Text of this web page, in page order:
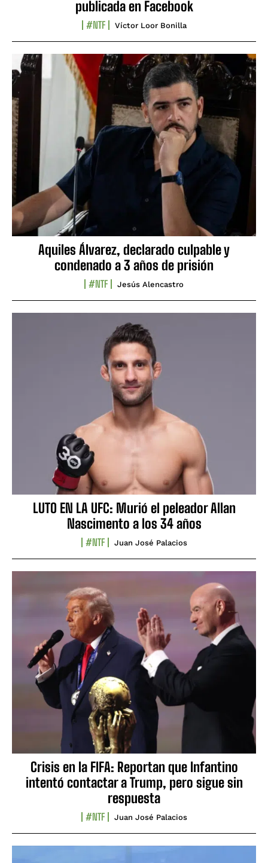
publicada en Facebook
#NTF Víctor Loor Bonilla
Aquiles Álvarez, declarado culpable y
condenado a 3 años de prisión
#NTF Jesús Alencastro
LUTO EN LA UFC: Murió el peleador Allan
Nascimento a los 34 años
#NTF Juan José Palacios
Crisis en la FIFA: Reportan que Infantino
intentó contactar a Trump, pero sigue sin
respuesta
#NTF Juan José Palacios